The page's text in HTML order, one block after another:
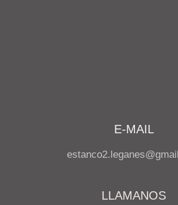
E-MAIL
LLAMANOS